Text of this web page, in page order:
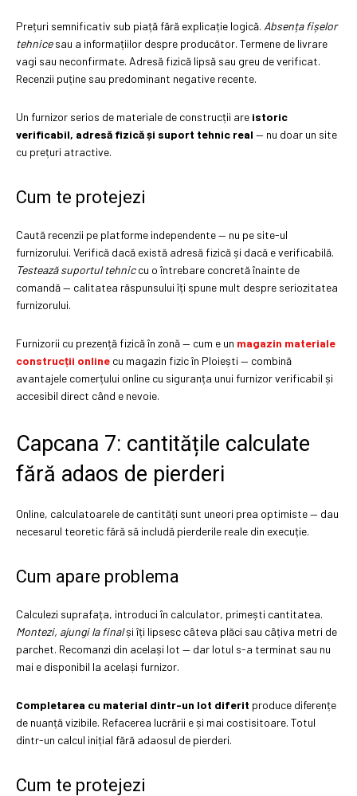
Prețuri semnificativ sub piață fără explicație logică. Absența fișelor
tehnicesau a informațiilor despre producător. Termene de livrare
vagi sau neconfirmate. Adresă fizică lipsă sau greu de verificat.
Recenzii puține sau predominant negative recente.
Un furnizor serios de materiale de construcții are istoric
verificabil, adresă fizică și suport tehnic real — nu doar un site
cu prețuri atractive.
Cum te protejezi
Caută recenzii pe platforme independente — nu pe site-ul
furnizorului. Verifică dacă există adresă fizică și dacă e verificabilă.
Testează suportul tehniccu o întrebare concretă înainte de
comandă — calitatea răspunsului îți spune mult despre seriozitatea
furnizorului.
Furnizorii cu prezență fizică în zonă — cum e un magazin materiale
construcții online cu magazin fizic în Ploiești — combină
avantajele comerțului online cu siguranța unui furnizor verificabil și
accesibil direct când e nevoie.
Capcana 7: cantitățile calculate
fără adaos de pierderi
Online, calculatoarele de cantități sunt uneori prea optimiste — dau
necesarul teoretic fără să includă pierderile reale din execuție.
Cum apare problema
Calculezi suprafața, introduci în calculator, primești cantitatea.
Montezi, ajungi la finalși îți lipsesc câteva plăci sau câțiva metri de
parchet. Recomanzi din același lot — dar lotul s-a terminat sau nu
mai e disponibil la același furnizor.
Completarea cu material dintr-un lot diferit produce diferențe
de nuanță vizibile. Refacerea lucrării e și mai costisitoare. Totul
dintr-un calcul inițial fără adaosul de pierderi.
Cum te protejezi